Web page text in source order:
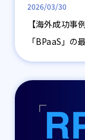
2026/03/30
【海外成功事
「BPaaS」の